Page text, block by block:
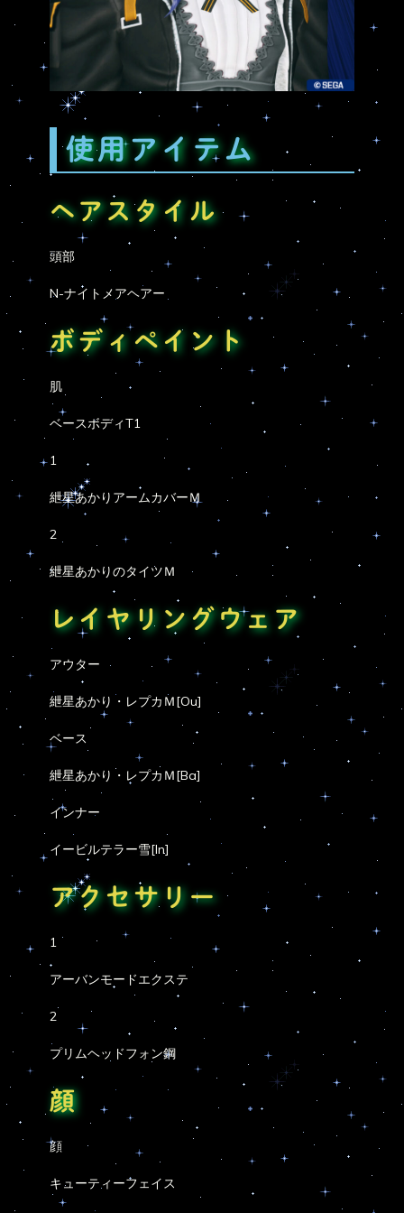
使用アイテム
ヘアスタイル
頭部
N-ナイトメアヘアー
ボディペイント
肌
ベースボディT1
1
紲星あかりアームカバーＭ
2
紲星あかりのタイツＭ
レイヤリングウェア
アウター
紲星あかり・レプカＭ[Ou]
ベース
紲星あかり・レプカＭ[Ba]
インナー
イービルテラー雪[In]
アクセサリー
1
アーバンモードエクステ
2
プリムヘッドフォン鋼
顔
顔
キューティーフェイス